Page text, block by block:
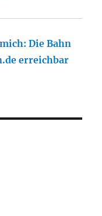
Die Bahn
erreichbar